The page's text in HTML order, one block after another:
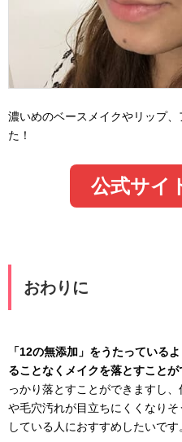
濃いめのベースメイクやリップ
た！
公式サイ
おわりに
「12の無添加」をうたっている
ることなくメイクを落とすことが
っかり落とすことができますし
や毛穴汚れが目立ちにくくなり
している人におすすめしたいです